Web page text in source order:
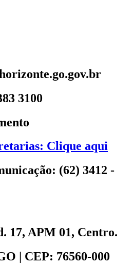
3100
Clique aqui
(62) 3412 -
17, APM 01, Centro.
| CEP: 76560-000